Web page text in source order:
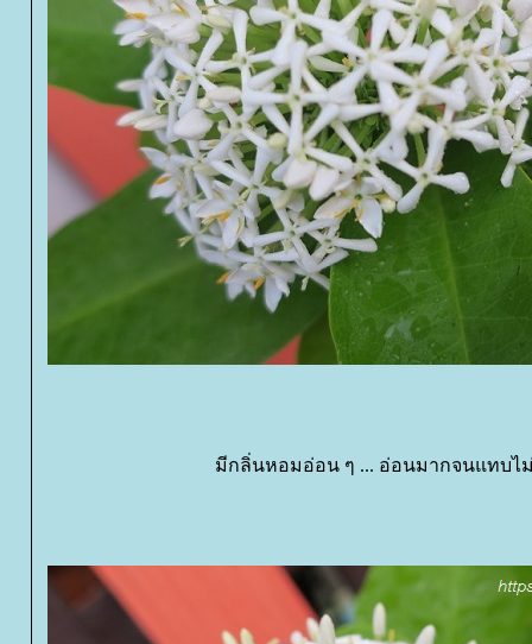
มีกลิ่นหอมอ่อน ๆ ... อ่อนมากจนแทบไ